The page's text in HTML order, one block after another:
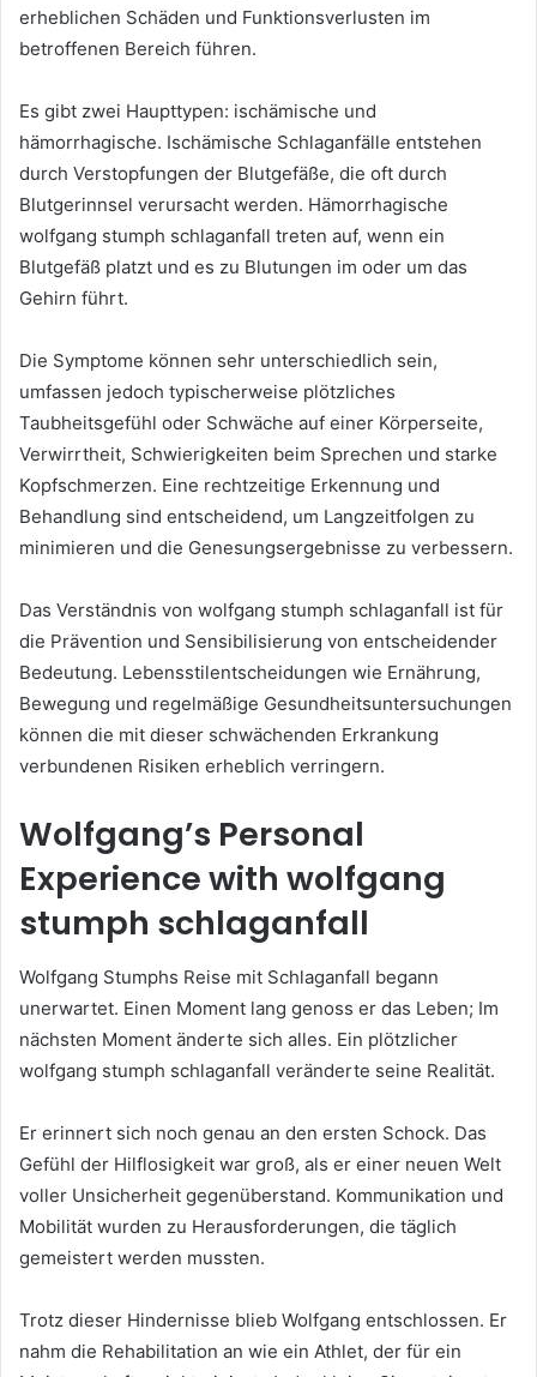
erheblichen Schäden und Funktionsverlusten im
betroffenen Bereich führen.
Es gibt zwei Haupttypen: ischämische und
hämorrhagische. Ischämische Schlaganfälle entstehen
durch Verstopfungen der Blutgefäße, die oft durch
Blutgerinnsel verursacht werden. Hämorrhagische
wolfgang stumph schlaganfall treten auf, wenn ein
Blutgefäß platzt und es zu Blutungen im oder um das
Gehirn führt.
Die Symptome können sehr unterschiedlich sein,
umfassen jedoch typischerweise plötzliches
Taubheitsgefühl oder Schwäche auf einer Körperseite,
Verwirrtheit, Schwierigkeiten beim Sprechen und starke
Kopfschmerzen. Eine rechtzeitige Erkennung und
Behandlung sind entscheidend, um Langzeitfolgen zu
minimieren und die Genesungsergebnisse zu verbessern.
Das Verständnis von wolfgang stumph schlaganfall ist für
die Prävention und Sensibilisierung von entscheidender
Bedeutung. Lebensstilentscheidungen wie Ernährung,
Bewegung und regelmäßige Gesundheitsuntersuchungen
können die mit dieser schwächenden Erkrankung
verbundenen Risiken erheblich verringern.
Wolfgang’s Personal
Experience with wolfgang
stumph schlaganfall
Wolfgang Stumphs Reise mit Schlaganfall begann
unerwartet. Einen Moment lang genoss er das Leben; Im
nächsten Moment änderte sich alles. Ein plötzlicher
wolfgang stumph schlaganfall veränderte seine Realität.
Er erinnert sich noch genau an den ersten Schock. Das
Gefühl der Hilflosigkeit war groß, als er einer neuen Welt
voller Unsicherheit gegenüberstand. Kommunikation und
Mobilität wurden zu Herausforderungen, die täglich
gemeistert werden mussten.
Trotz dieser Hindernisse blieb Wolfgang entschlossen. Er
nahm die Rehabilitation an wie ein Athlet, der für ein